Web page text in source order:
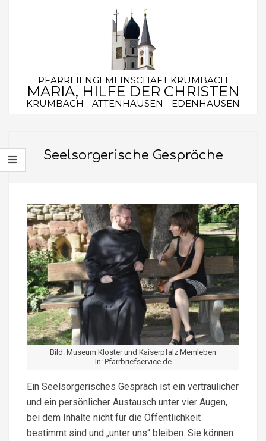
PFARREIENGEMEINSCHAFT KRUMBACH
MARIA, HILFE DER CHRISTEN
KRUMBACH - ATTENHAUSEN - EDENHAUSEN
Menu
Seelsorgerische Gespräche
Bild: Museum Kloster und Kaiserpfalz Memleben
In: Pfarrbriefservice.de
Ein Seelsorgerisches Gespräch ist ein vertraulicher
und ein persönlicher Austausch unter vier Augen,
bei dem Inhalte nicht für die Öffentlichkeit
bestimmt sind und „unter uns“ bleiben. Sie können